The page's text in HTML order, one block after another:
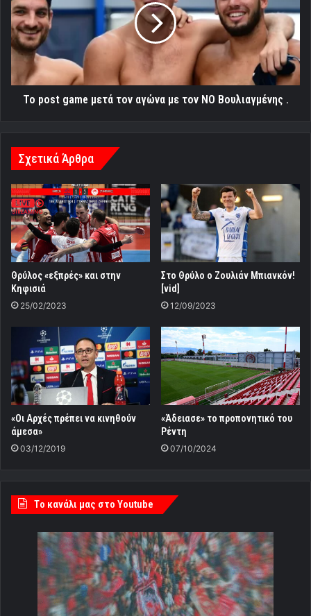
μετά
τον
αγώνα
με
ΝΟ
Βουλιαγμένης
Το post game μετά τον αγώνα με τον ΝΟ Βουλιαγμένης .
Σχετικά Άρθρα
Θρύλος «εξπρές» και στην
Κηφισιά
25/02/2023
Στο Θρύλο ο Ζουλιάν Μπιανκόν!
[vid]
12/09/2023
«Οι Αρχές πρέπει να κινηθούν
άμεσα»
03/12/2019
«Άδειασε» το προπονητικό του
Ρέντη
07/10/2024
Tο κανάλι μας στο Youtube